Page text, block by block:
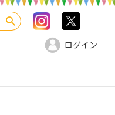
検索 Instagram
ログイン